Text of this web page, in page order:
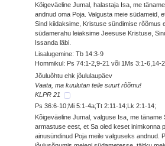
Kõigeväeline Jumal, halastaja Isa, me
andnud oma Poja. Valgusta meie südameid,
Sind kiidaksime, Kristuse sündimise rõõmus
südamerahu leiaksime Jeesuse Kristuse,
Issanda läbi.
Lisalugemine: Tb 14:3-9
Hommikul: Ps 74:1-2,9-21 või 1Ms 3:1-6,14-
Jõuluõhtu ehk jõululaupäev
Vaata, ma kuulutan teile suurt rõõmu!
KLPR 21
Ps 36:6-10;Mi 5:1-4a;Tt 2:11-14;Lk 2:1-14;
Kõigeväeline Jumal, valguse Isa, me täname
armastuse eest, et Sa oled keset inimkonna
ainusündinud Poja meile valguseks andnud.